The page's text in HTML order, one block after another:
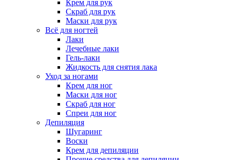
Крем для рук
Скраб для рук
Маски для рук
Всё для ногтей
Лаки
Лечебные лаки
Гель-лаки
Жидкость для снятия лака
Уход за ногами
Крем для ног
Маски для ног
Скраб для ног
Спреи для ног
Депиляция
Шугаринг
Воски
Крем для депиляции